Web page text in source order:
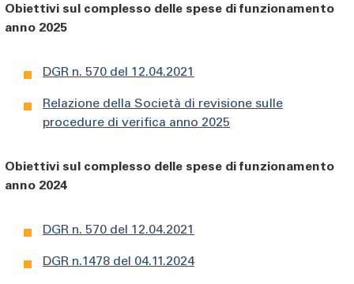
Obiettivi sul complesso delle spese di funzionamento
anno 2025
DGR n. 570 del 12.04.2021
Relazione della Società di revisione sulle
procedure di verifica anno 2025
Obiettivi sul complesso delle spese di funzionamento
anno 2024
DGR n. 570 del 12.04.2021
DGR n.1478 del 04.11.2024